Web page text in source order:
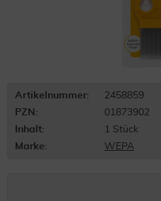
Artikelnummer:
2458859
PZN:
01873902
Inhalt:
1 Stück
Marke:
WEPA